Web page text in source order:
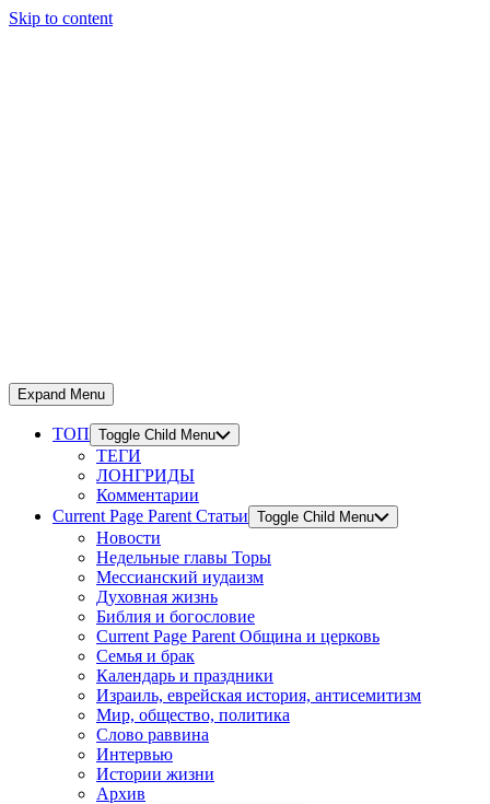
Skip to content
Expand Menu
ТОП Toggle Child Menu
ТЕГИ
ЛОНГРИДЫ
Комментарии
Current Page Parent Статьи Toggle Child Menu
Новости
Недельные главы Торы
Мессианский иудаизм
Духовная жизнь
Библия и богословие
Current Page Parent Община и церковь
Семья и брак
Календарь и праздники
Израиль, еврейская история, антисемитизм
Мир, общество, политика
Слово раввина
Интервью
Истории жизни
Архив